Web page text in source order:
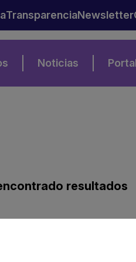
TransparenciaNewsletter
Noticias
resultados